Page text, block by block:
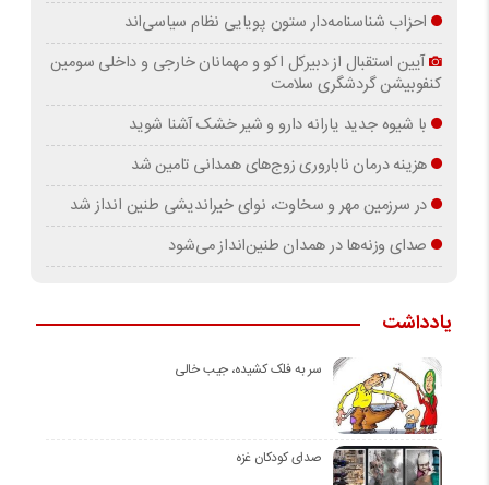
احزاب شناسنامه‌دار ستون پویایی نظام سیاسی‌اند
آیین استقبال از دبیرکل اکو و مهمانان خارجی و داخلی سومین
کنفوبیشن گردشگری سلامت
با شیوه جدید یارانه دارو و شیر خشک آشنا شوید
هزینه درمان ناباروری زوج‌های همدانی تامین شد
در سرزمین مهر و سخاوت، نوای خیراندیشی طنین انداز شد
صدای وزنه‌ها در همدان طنین‌انداز می‌شود
یادداشت
سر به فلک کشیده، جیب خالی
صدای کودکان غزه